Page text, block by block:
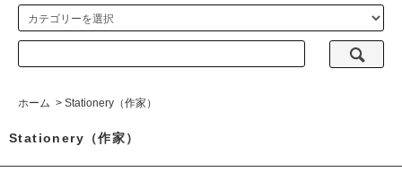
ホーム > Stationery（作家）
Stationery（作家）